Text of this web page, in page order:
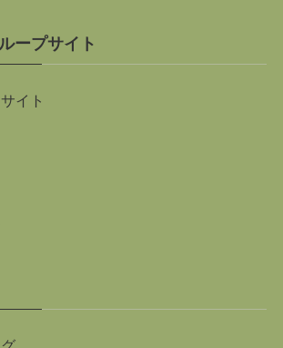
ープサイト
イト